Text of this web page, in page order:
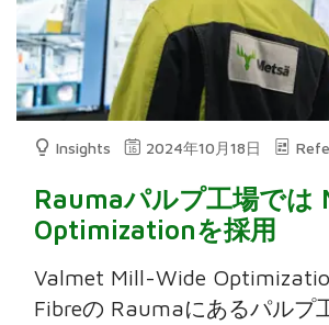
Insights 2024年10月18日
Raumaパルプ工場では
Optimizationを採用
Valmet Mill-Wide
Fibreの Raumaにあるパルプ